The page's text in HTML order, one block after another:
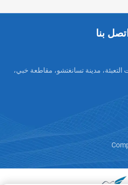
اتصل بنا
التعبئة، مدينة تسانغتشو، مقاطعة خبي،